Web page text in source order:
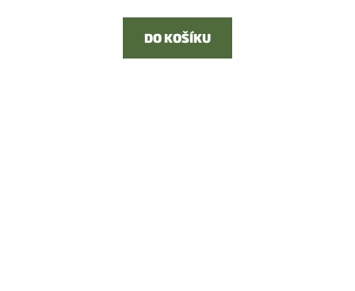
DO KOŠÍKU